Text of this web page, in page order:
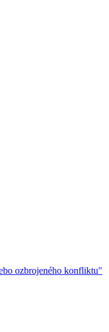
ozbrojeného konfliktu"